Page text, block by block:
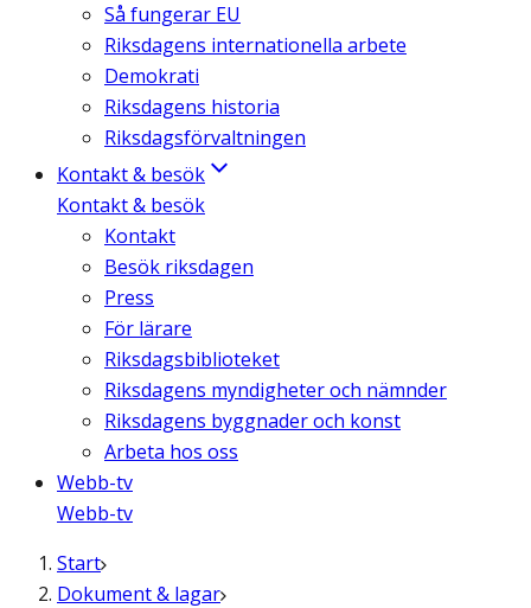
Så fungerar EU
Riksdagens internationella arbete
Demokrati
Riksdagens historia
Riksdagsförvaltningen
Kontakt & besök
Kontakt & besök
Kontakt
Besök riksdagen
Press
För lärare
Riksdagsbiblioteket
Riksdagens myndigheter och nämnder
Riksdagens byggnader och konst
Arbeta hos oss
Webb-tv
Webb-tv
Start
Dokument & lagar